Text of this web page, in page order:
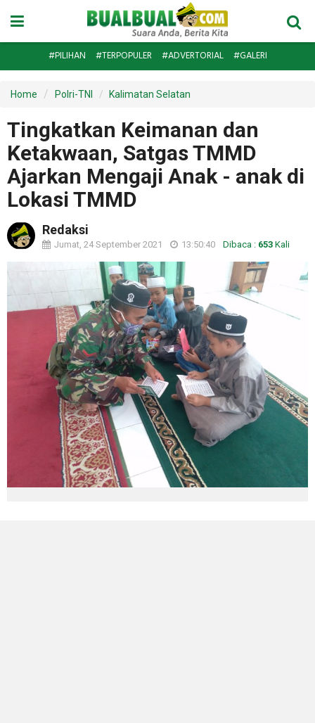
#PILIHAN #TERPOPULER #ADVERTORIAL #GALERI
Home Polri-TNI Kalimatan Selatan
Tingkatkan Keimanan dan
Ketakwaan, Satgas TMMD
Ajarkan Mengaji Anak - anak di
Lokasi TMMD
Redaksi
Jumat, 24 September 2021 13:50:40 Dibaca : 653 Kali